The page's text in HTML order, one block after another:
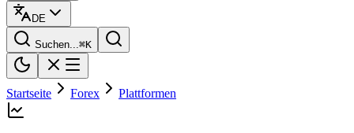
DE
Suchen...⌘K
Startseite Forex Plattformen